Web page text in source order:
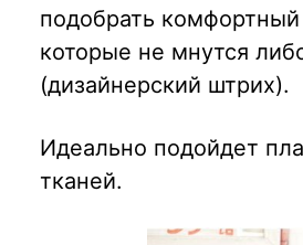
подобрать
которые не мнутся
(дизайнерский штрих).
Идеально подойдет
тканей.